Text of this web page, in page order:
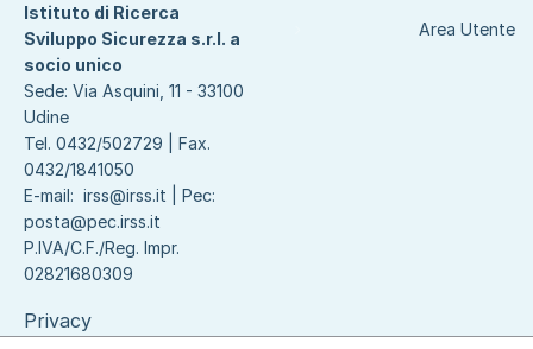
Area Utente
Istituto di Ricerca
Sviluppo Sicurezza s.r.l. a
socio unico
Sede: Via Asquini, 11 - 33100
Udine
Tel. 0432/502729 | Fax.
0432/1841050
E-mail: irss@irss.it | Pec:
posta@pec.irss.it
P.IVA/C.F./Reg. Impr.
02821680309
Privacy